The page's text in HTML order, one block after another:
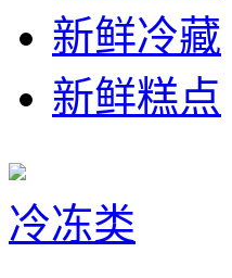
新鲜冷藏
新鲜糕点
冷冻类